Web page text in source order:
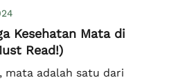
Kesehatan Mata di
Read!)
mata adalah satu dari